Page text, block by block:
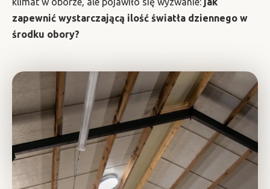
zapewnić wystarczającą ilość światła dziennego w
środku obory?